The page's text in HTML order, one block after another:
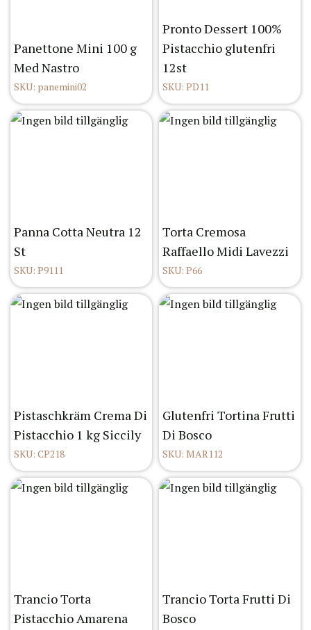
Panettone Mini 100 g
Med Nastro
SKU: panemini02
Pronto Dessert 100%
Pistacchio glutenfri
12st
SKU: PD11
Panna Cotta Neutra 12
St
SKU: P9111
Torta Cremosa
Raffaello Midi Lavezzi
SKU: P66
Pistaschkräm Crema Di
Pistacchio 1 kg Siccily
SKU: CP218
Glutenfri Tortina Frutti
Di Bosco
SKU: MAR112
Trancio Torta
Pistacchio Amarena
Trancio Torta Frutti Di
Bosco